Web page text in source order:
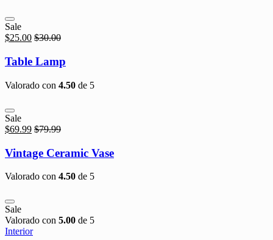
Sale
$25.00 $30.00
Table Lamp
Valorado con 4.50 de 5
Sale
$69.99 $79.99
Vintage Ceramic Vase
Valorado con 4.50 de 5
Sale
Valorado con 5.00 de 5
Interior